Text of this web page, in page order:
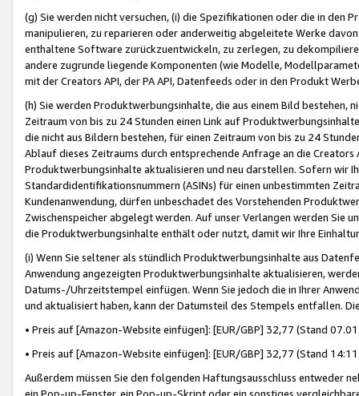
(g) Sie werden nicht versuchen, (i) die Spezifikationen oder die in
manipulieren, zu reparieren oder anderweitig abgeleitete Werke
enthaltene Software zurückzuentwickeln, zu zerlegen, zu
andere zugrunde liegende Komponenten (wie Modelle,
mit der Creators API, der PA API, Datenfeeds oder in den Produkt
(h) Sie werden Produktwerbungsinhalte, die aus einem Bild bestehen,
Zeitraum von bis zu 24 Stunden einen Link auf
die nicht aus Bildern bestehen, für einen Zeitraum von bis zu 24
Ablauf dieses Zeitraums durch entsprechende Anfrage an die
Produktwerbungsinhalte aktualisieren und neu darstellen. Sofern wir
Standardidentifikationsnummern (ASINs) für einen unbestimmten
Kundenanwendung, dürfen unbeschadet des Vorstehenden
Zwischenspeicher abgelegt werden. Auf unser Verlangen werden Sie
die Produktwerbungsinhalte enthält oder nutzt, damit wir Ihre
(i) Wenn Sie seltener als stündlich Produktwerbungsinhalte aus
Anwendung angezeigten Produktwerbungsinhalte aktualisieren,
Datums-/Uhrzeitstempel einfügen. Wenn Sie jedoch die in Ihrer
und aktualisiert haben, kann der Datumsteil des Stempels entfallen.
• Preis auf [Amazon-Website einfügen]: [EUR/GBP] 32,77 (Stand
• Preis auf [Amazon-Website einfügen]: [EUR/GBP] 32,77 (Stand
Außerdem müssen Sie den folgenden Haftungsausschluss entweder
ein Pop-up-Fenster, ein Pop-up-Skript oder ein sonstiges